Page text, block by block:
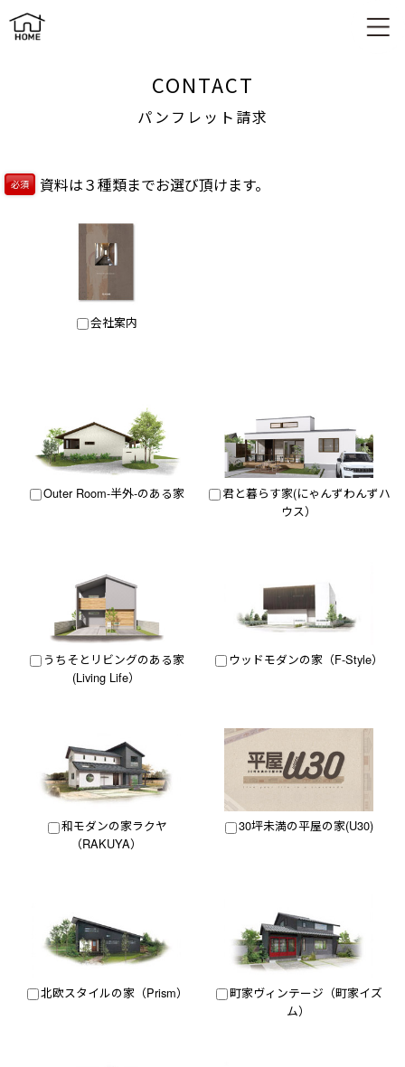
パンフレット請求
CONTACT
パンフレット請求
必須 資料は３種類までお選び頂けます。
会社案内
Outer Room-半外-のある家
君と暮らす家(にゃんずわんずハ
ウス）
うちそとリビングのある家
(Living Life）
ウッドモダンの家（F-Style）
和モダンの家ラクヤ
（RAKUYA）
30坪未満の平屋の家(U30)
北欧スタイルの家（Prism）
町家ヴィンテージ（町家イズ
ム）